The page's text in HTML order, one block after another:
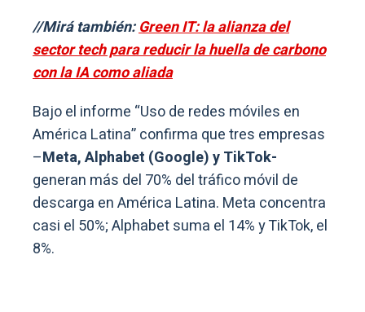
//Mirá también:Green IT: la alianza del
sector tech para reducir la huella de carbono
con la IA como aliada
Bajo el informe “Uso de redes móviles en
América Latina” confirma que tres empresas
–Meta, Alphabet (Google) y TikTok-
generan más del 70% del tráfico móvil de
descarga en América Latina. Meta concentra
casi el 50%; Alphabet suma el 14% y TikTok, el
8%.